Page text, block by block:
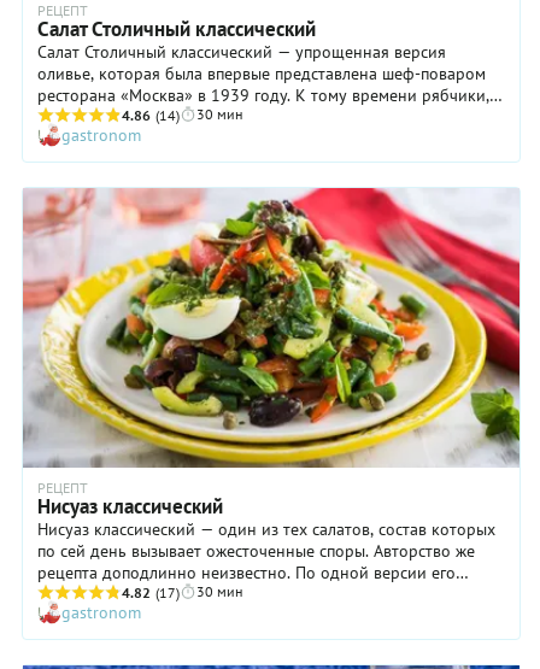
РЕЦЕПТ
Салат Столичный классический
Салат Столичный классический — упрощенная версия
оливье, которая была впервые представлена шеф-поваром
ресторана «Москва» в 1939 году. К тому времени рябчики,
каперсы и прочие раковые шейки достать было практически
невозможно, а приготовить нечто подобное знаменитому
салату, конечно же, хотелось. Таким образом, на свет
появился салат Столичный, в состав которого входили
картошка-морковка-огурчики-яйца-горошек, а также
вареный язык, призванный облагородить блюдо и вывести
его на ресторанный уровень. Правда, другие повара
ратовали за еще большее удешевление блюда и
впоследствии вводили в рецептуру курицу, но это уж пусть
останется на их совести. Мы же предлагаем познакомиться с
классическим вариантом салата Столичный, который вам
точно должен понравиться.
4.86 (14) 30 мин
gastronom
РЕЦЕПТ
Нисуаз классический
Нисуаз классический — один из тех салатов, состав которых
по сей день вызывает ожесточенные споры. Авторство же
рецепта доподлинно неизвестно. По одной версии его
привезла во Францию из Италии Екатерина Медичи, по
другой — нисуаз был придуман английскими моряками, в
распоряжении которых чаще всего была, по понятным
причинам, рыба, а также яйца и консервированные овощи.
4.82 (17) 30 мин
gastronom